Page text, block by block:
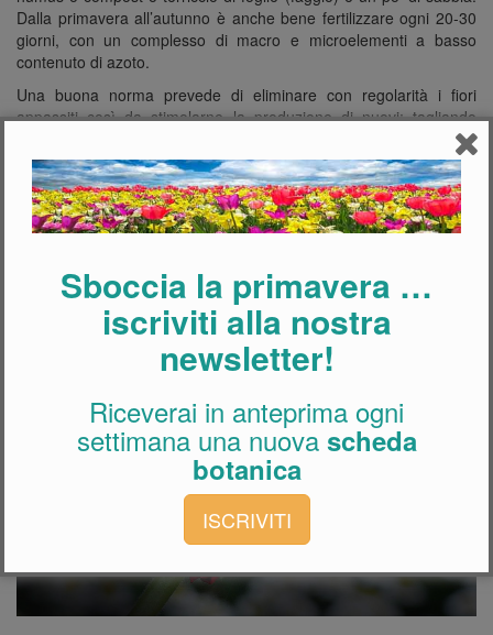
Dalla primavera all’autunno è anche bene fertilizzare ogni 20-30
giorni, con un complesso di macro e microelementi a basso
contenuto di azoto.
Una buona norma prevede di eliminare con regolarità i fiori
appassiti così da stimolarne la produzione di nuovi: tagliando
Controllare almeno una volta all’anno la crescita radicale ed
eventualmente provvedere al loro rinvaso aumentando la
dimensione del vaso di un paio di misure.
Sboccia la primavera …
iscriviti alla nostra
newsletter!
Riceverai in anteprima ogni
settimana una nuovascheda
botanica
ISCRIVITI